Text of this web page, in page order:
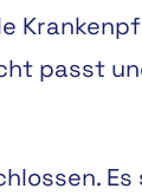
passt
Es